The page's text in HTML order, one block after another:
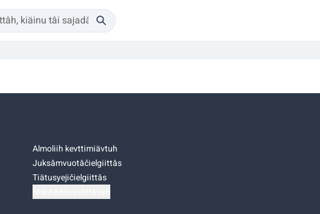
Almoliih kevttimiävtuh
Juksâmvuotâčielgiittâs
Tiätusyejičielgiittâs